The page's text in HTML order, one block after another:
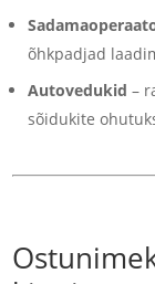
õhkpadjad
Autovedukid –
sõidukite